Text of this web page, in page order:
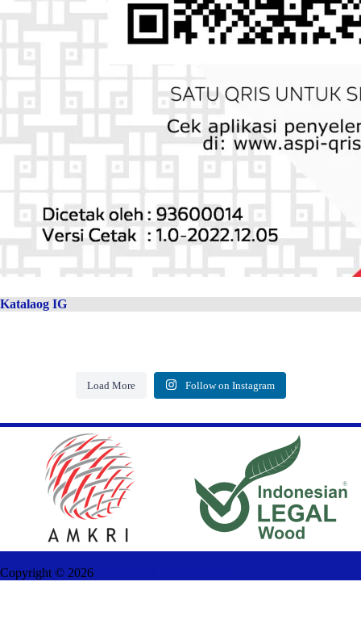
Katalaog IG
Load More Follow on Instagram
Copyright © 2026